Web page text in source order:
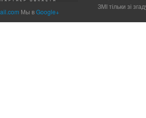
Мы вGoogle+
ЗМІ тільки зі